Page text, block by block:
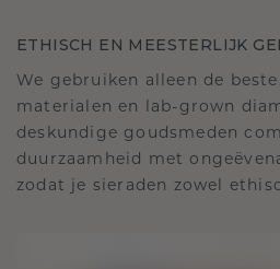
ETHISCH EN MEESTERLIJK
We gebruiken alleen de
materialen en lab-grown
deskundige goudsmeden
duurzaamheid met
zodat je sieraden zowel